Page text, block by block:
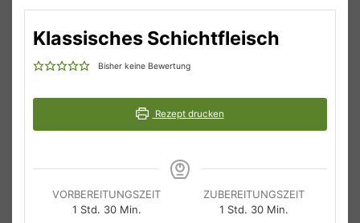
Klassisches Schichtfleisch
Bisher keine Bewertung
Rezept drucken
VORBEREITUNGSZEIT
1Stunde
Std. 30Minuten
Min.
ZUBEREITUNGSZEIT
1Stunde
Std. 30Minuten
Min.